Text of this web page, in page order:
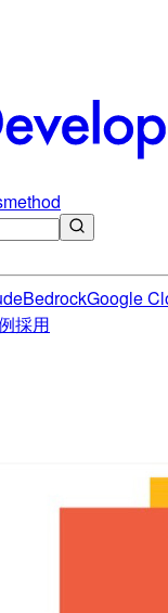
BedrockGoogle
採用